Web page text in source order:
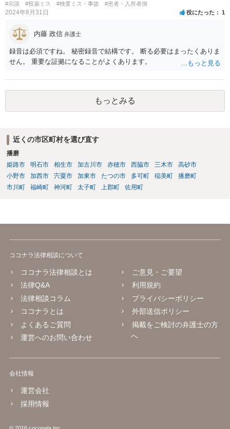
#示談 #投薬ミス #検査ミス・事故 #患者・入所者側
2024年8月31日 役にたった 1
内藤 政信 弁護士
録音は必須ですね。 秘密録音で結構です。 断る必要はまったくありま
せん。 重要な証拠になることがよくあります。
もっとみる
近くの市区町村を選び直す
播磨
姫路市
明石市 相生市 加古川市 赤穂市 西脇市 三木市
高砂市
小野市
加西市 宍粟市 加東市 たつの市 多可町 稲美町
播磨町
市川町
福崎町 神河町 太子町 上郡町 佐用町
ココナラ法律相談について
ココナラ法律相談とは
法律Q&A
法律相談コラム
ココナラとは
よくあるご質問
運営へのお問い合わせ
ご意見・ご要望
利用規約
プライバシーポリシー
外部送信ポリシー
掲載をご検討の弁護士の方
へ
会社情報
運営会社
採用情報